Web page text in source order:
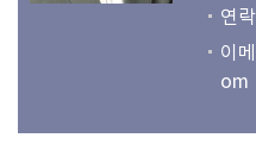
상
연
이
om